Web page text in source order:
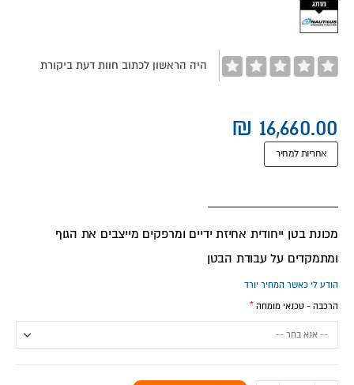
gallery
היה הראשון לכתוב חוות דעת ביקורת
אחריות למחיר
מכונת בטן ייחודית אחיזת ידיים ומרפקים מייצבים את הגוף
ומתמקדים על עבודת הבטן
הודע לי כאשר המחיר יורד
הרכבה - טכנאי מומחה